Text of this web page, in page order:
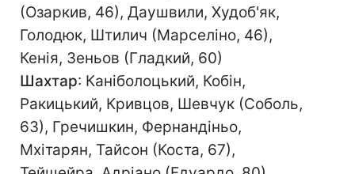
(Озаркив, 46), Даушвили, Худоб'як,
Голодюк, Штилич (Марселіно, 46),
Кенія, Зеньов (Гладкий, 60)
Шахтар: Каніболоцький, Кобін,
Ракицький, Кривцов, Шевчук (Соболь,
63), Гречишкин, Фернандіньо,
Мхітарян, Тайсон (Коста, 67),